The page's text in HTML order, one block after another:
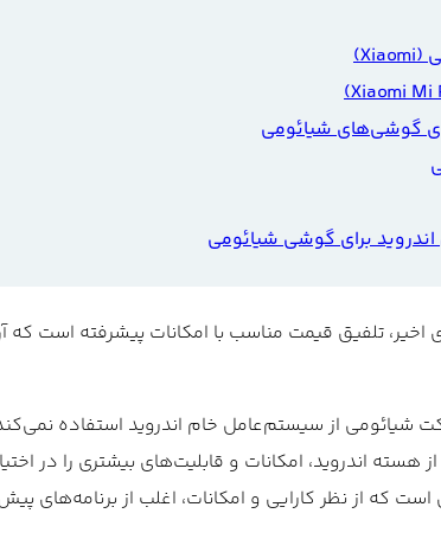
برای گوشی شیائومی
تلفیق قیمت مناسب با امکانات پیشرفته است که
شیائومی از سیستم‌عامل خام اندروید استفاده
که از نظر کارایی و امکانات، اغلب از برنامه‌های